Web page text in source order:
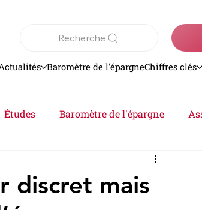
Recherche
Baromètre de l'épargneChiffres clés
Études Baromètre de l'épargne
discret mais